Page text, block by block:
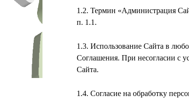
1.2. Термин «Администрация
п. 1.1.
1.3. Использование Сайта в
Соглашения. При несогласии с
Сайта.
1.4. Согласие на обработку